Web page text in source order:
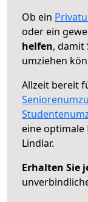
Ob ein
oder ein
helfen, damit
umziehen
Allzeit bereit
eine optimale
Lindlar.
Erhalten Sie